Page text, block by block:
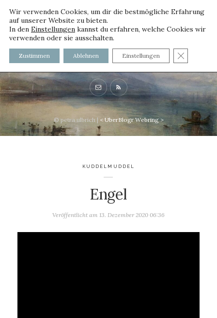
voller worte - mit und ohne
Innenfutter
© petra ulbrich | < UberBlogr Webring >
KUDDELMUDDEL
Engel
Veröffentlicht am 13. Dezember 2020 06:36
Wir verwenden Cookies, um dir die bestmögliche Erfahrung
auf unserer Website zu bieten.
In den Einstellungen kannst du erfahren, welche Cookies wir
verwenden oder sie ausschalten.
Zustimmen Ablehnen Einstellungen GDPR